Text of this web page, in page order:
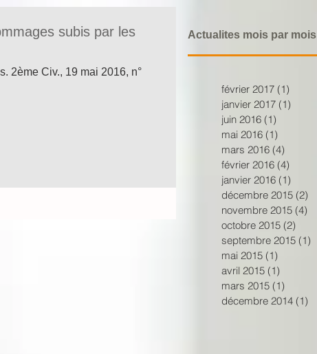
Actualites mois par mois
février 2017 (1)
janvier 2017 (1)
juin 2016 (1)
mai 2016 (1)
mars 2016 (4)
février 2016 (4)
janvier 2016 (1)
décembre 2015 (2)
novembre 2015 (4)
octobre 2015 (2)
septembre 2015 (1)
mai 2015 (1)
avril 2015 (1)
mars 2015 (1)
décembre 2014 (1)
subis par les
2ème Civ., 19 mai 2016, n°